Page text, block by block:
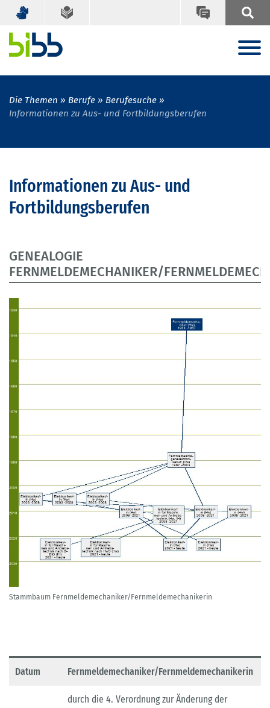
Die Themen Berufe
Berufesuche
Informationen zu Aus- und Fortbildungsberufen
Informationen zu Aus- und
Fortbildungsberufen
GENEALOGIE
FERNMELDEMECHANIKER/
Stammbaum Fernmeldemechaniker/Fernmeldemechanikerin
Datum Fernmeldemechaniker/Fernmeldemechanikerin
durch die 4. Verordnung zur Änderung der